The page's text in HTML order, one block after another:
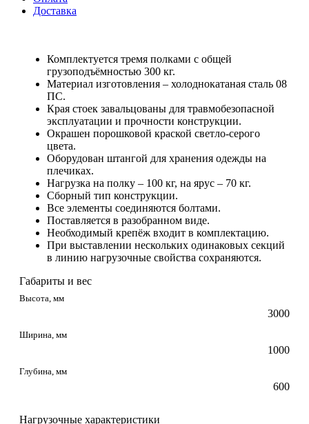
Доставка
Комплектуется тремя полками с общей
грузоподъёмностью 300 кг.
Материал изготовления – холоднокатаная сталь 08
ПС.
Края стоек завальцованы для травмобезопасной
эксплуатации и прочности конструкции.
Окрашен порошковой краской светло-серого
цвета.
Оборудован штангой для хранения одежды на
плечиках.
Нагрузка на полку – 100 кг, на ярус – 70 кг.
Сборный тип конструкции.
Все элементы соединяются болтами.
Поставляется в разобранном виде.
Необходимый крепёж входит в комплектацию.
При выставлении нескольких одинаковых секций
в линию нагрузочные свойства сохраняются.
Габариты и вес
Высота, мм
3000
Ширина, мм
1000
Глубина, мм
600
Нагрузочные характеристики